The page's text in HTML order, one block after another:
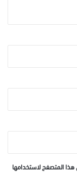
هذا المتصفح لاستخدامها